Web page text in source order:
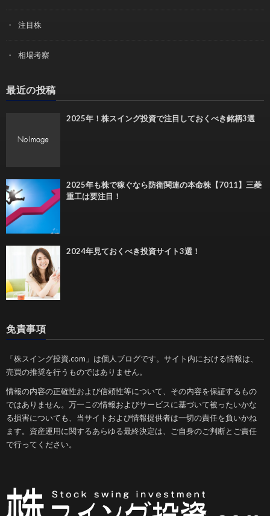
注目株
相場考察
最近の投稿
2025年！株スイング投資で注目しておくべき銘柄3選
2025年も株で稼ぐなら防衛関連の本命株【7011】三菱
重工は要注目！
2024年見ておくべき投資サイト3選！
免責事項
「株スイング投資.com」は個人ブログです。サイト内における情報は、
売買の推奨を行うものではありません。
情報の内容の正確性および信頼性等について、その内容を保証するもの
ではありません。万一この情報およびサービスに基づいて被ったいかな
る損害についても、当サイトおよび情報提供者は一切の責任を負いかね
ます。資産運用に関するあらゆる最終決定は、ご自身のご判断とご責任
で行ってください。